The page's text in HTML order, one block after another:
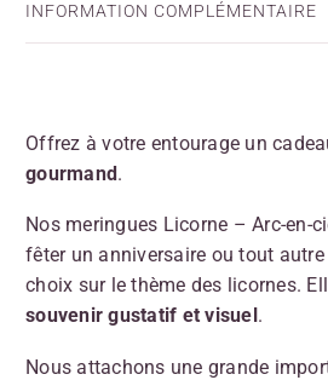
INFORMATION COMPLÉMENTAIRE
Offrez à votre entourage un
gourmand.
Nos meringues Licorne – Arc-en-
fêter un anniversaire ou tout
choix sur le thème des licornes.
souvenir gustatif et visuel .
Nous attachons une grande